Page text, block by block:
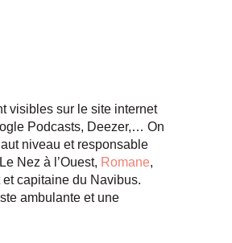
visibles sur le site internet
Podcasts, Deezer,… On
niveau et responsable
Nez à l’Ouest, Romane,
capitaine du Navibus.
ambulante et une